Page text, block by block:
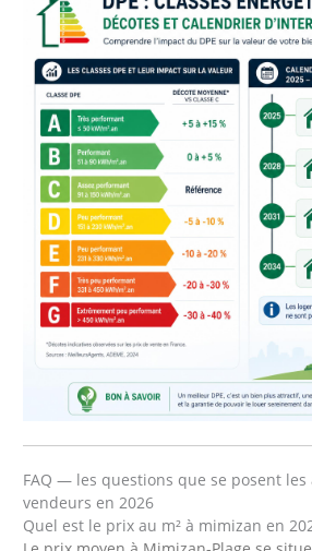
FAQ — les questions que se posent
vendeurs en 2026
Quel est le prix au m² à mimizan en